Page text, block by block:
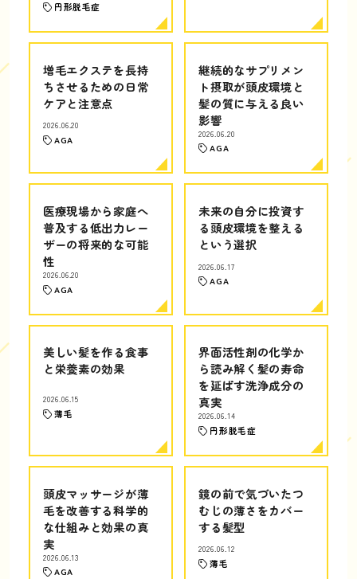
円形脱毛症
増毛エクステを長持
ちさせるための日常
ケアと注意点
2026.06.20
AGA
継続的なサプリメン
ト摂取が頭皮環境と
髪の質に与える良い
影響
2026.06.20
AGA
医療現場から家庭へ
普及する低出力レー
ザーの将来的な可能
性
2026.06.20
AGA
未来の自分に投資す
る頭皮環境を整える
という選択
2026.06.17
AGA
美しい髪を作る食事
と栄養素の効果
2026.06.15
薄毛
界面活性剤の化学か
ら読み解く髪の寿命
を延ばす洗浄成分の
真実
2026.06.14
円形脱毛症
頭皮マッサージが薄
毛を改善する科学的
な仕組みと効果の真
実
2026.06.13
AGA
鏡の前で気づいたつ
むじの薄さをカバー
する髪型
2026.06.12
薄毛